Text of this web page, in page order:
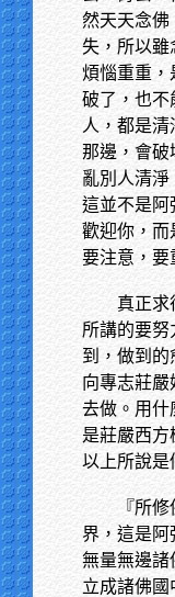
然天天念佛
失，所以雖
煩惱重重，
破了，也不
人，都是清
那邊，會破
亂別人清淨
這並不是阿
歡迎你，而
要注意，要
真正求
所講的要
到，做到
向專志莊
去做。用什
是莊嚴西方
以上所說是
『所
界，這是阿
無量無邊諸
立成諸佛國